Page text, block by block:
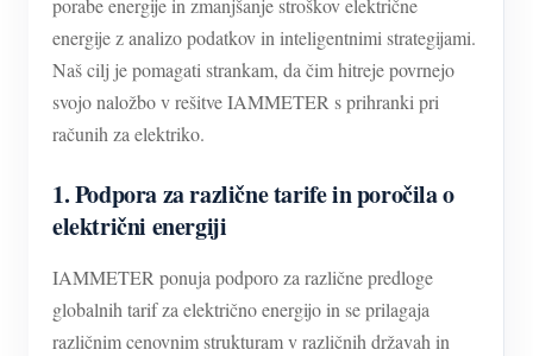
porabe energije in zmanjšanje stroškov električne
energije z analizo podatkov in inteligentnimi strategijami.
Naš cilj je pomagati strankam, da čim hitreje povrnejo
svojo naložbo v rešitve IAMMETER s prihranki pri
računih za elektriko.
1. Podpora za različne tarife in poročila o
električni energiji
IAMMETER ponuja podporo za različne predloge
globalnih tarif za električno energijo in se prilagaja
različnim cenovnim strukturam v različnih državah in